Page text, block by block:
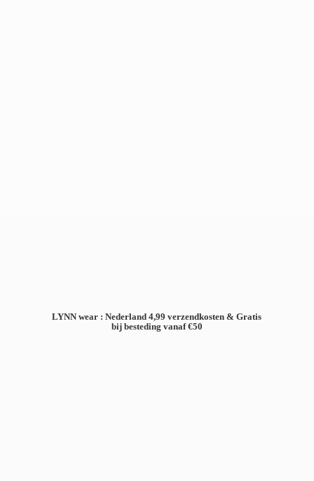
LYNN wear : Nederland 4,99 verzendkosten & Gratis
bij besteding vanaf €50